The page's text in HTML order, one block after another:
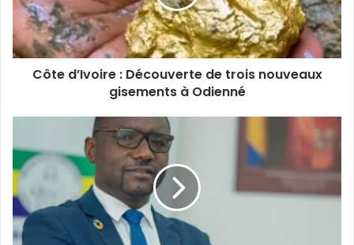
trois
nouveaux
gisements
à
Odienné‎
Côte d’Ivoire : Découverte de trois nouveaux
gisements à Odienné‎
Fabrice
Augan
Ntchango
prend
les
commandes